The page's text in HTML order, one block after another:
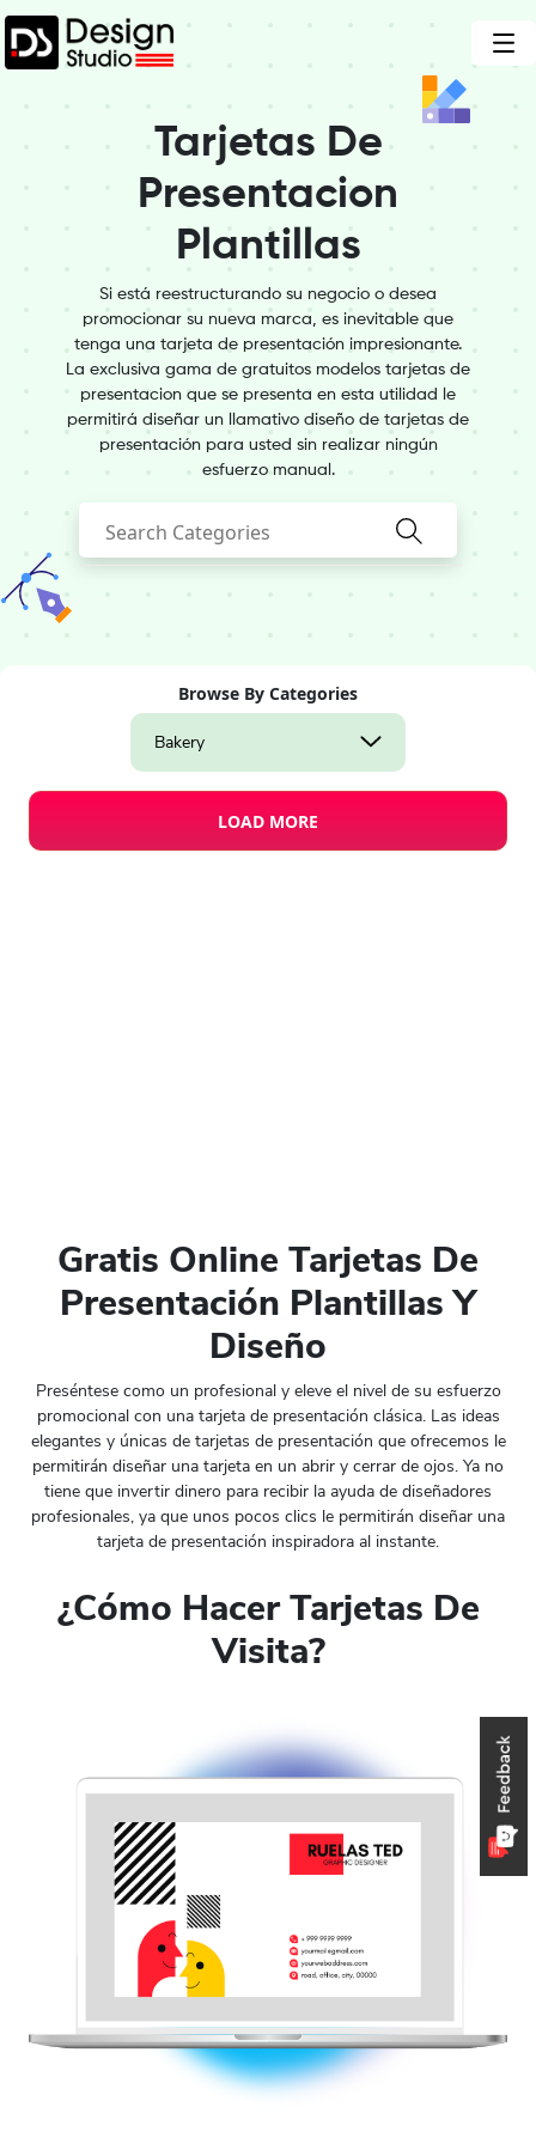
Tarjetas De
Presentacion
Plantillas
Si está reestructurando su negocio o desea
promocionar su nueva marca, es inevitable que
tenga una tarjeta de presentación impresionante.
La exclusiva gama de gratuitos modelos tarjetas de
presentacion que se presenta en esta utilidad le
permitirá diseñar un llamativo diseño de tarjetas de
presentación para usted sin realizar ningún
esfuerzo manual.
Browse By Categories
Bakery
Business Card Templates
LOAD MORE
Gratis Online Tarjetas De
Presentación Plantillas Y
Diseño
Preséntese como un profesional y eleve el nivel de su esfuerzo
promocional con una tarjeta de presentación clásica. Las ideas
elegantes y únicas de tarjetas de presentación que ofrecemos le
permitirán diseñar una tarjeta en un abrir y cerrar de ojos. Ya no
tiene que invertir dinero para recibir la ayuda de diseñadores
profesionales, ya que unos pocos clics le permitirán diseñar una
tarjeta de presentación inspiradora al instante.
¿Cómo Hacer Tarjetas De
Visita?